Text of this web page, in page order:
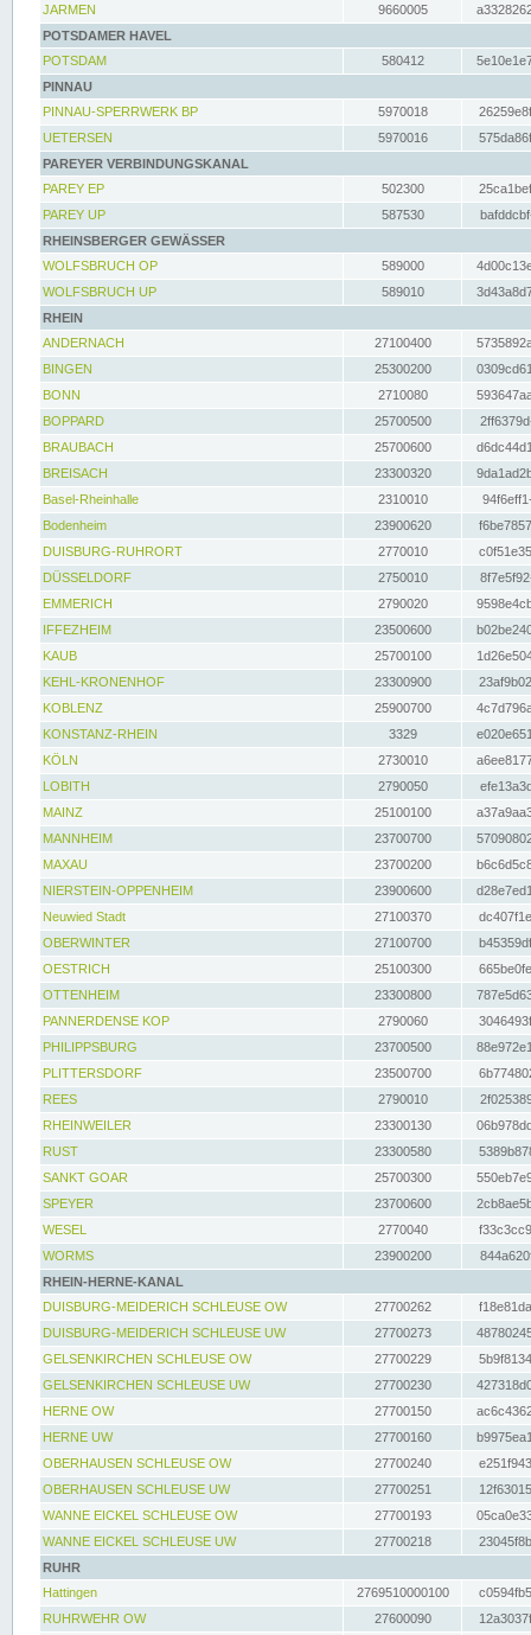
JARMEN
9660005
POTSDAMER HAVEL
POTSDAM
580412
PINNAU
PINNAU-SPERRWERK BP
5970018
UETERSEN
5970016
PAREYER VERBINDUNGSKANAL
PAREY EP
502300
PAREY UP
587530
RHEINSBERGER GEWÄSSER
WOLFSBRUCH OP
589000
WOLFSBRUCH UP
589010
RHEIN
ANDERNACH
27100400
BINGEN
25300200
BONN
2710080
BOPPARD
25700500
BRAUBACH
25700600
BREISACH
23300320
Basel-Rheinhalle
2310010
Bodenheim
23900620
DUISBURG-RUHRORT
2770010
DÜSSELDORF
2750010
EMMERICH
2790020
IFFEZHEIM
23500600
KAUB
25700100
KEHL-KRONENHOF
23300900
KOBLENZ
25900700
KONSTANZ-RHEIN
3329
KÖLN
2730010
LOBITH
2790050
MAINZ
25100100
MANNHEIM
23700700
MAXAU
23700200
NIERSTEIN-OPPENHEIM
23900600
Neuwied Stadt
27100370
OBERWINTER
27100700
OESTRICH
25100300
OTTENHEIM
23300800
PANNERDENSE KOP
2790060
PHILIPPSBURG
23700500
PLITTERSDORF
23500700
REES
2790010
RHEINWEILER
23300130
RUST
23300580
SANKT GOAR
25700300
SPEYER
23700600
WESEL
2770040
WORMS
23900200
RHEIN-HERNE-KANAL
DUISBURG-MEIDERICH SCHLEUSE OW
27700262
DUISBURG-MEIDERICH SCHLEUSE UW
27700273
GELSENKIRCHEN SCHLEUSE OW
27700229
GELSENKIRCHEN SCHLEUSE UW
27700230
HERNE OW
27700150
HERNE UW
27700160
OBERHAUSEN SCHLEUSE OW
27700240
OBERHAUSEN SCHLEUSE UW
27700251
WANNE EICKEL SCHLEUSE OW
27700193
WANNE EICKEL SCHLEUSE UW
27700218
RUHR
Hattingen
2769510000100
RUHRWEHR OW
27600090